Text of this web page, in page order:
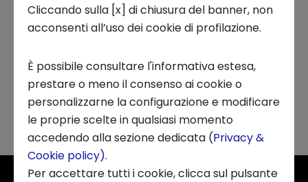
Business Transformation
Ecosystem enabling
Chi siamo
News ed Eventi
tecnologia
NS LAB, WEBINAR
Cliccando sulla [x] di chiusura del banner, non
acconsenti all’uso dei cookie di profilazione.
È possibile consultare l'informativa estesa,
prestare o meno il consenso ai cookie o
personalizzarne la configurazione e modificare
le proprie scelte in qualsiasi momento
accedendo alla sezione dedicata (Privacy &
Cookie policy).
Per accettare tutti i cookie, clicca sul pulsante